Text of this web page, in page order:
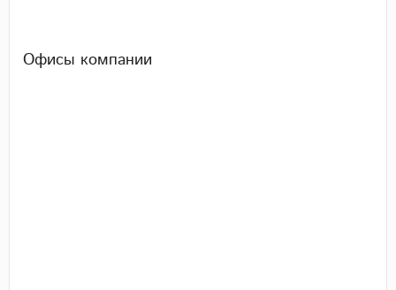
Офисы компании